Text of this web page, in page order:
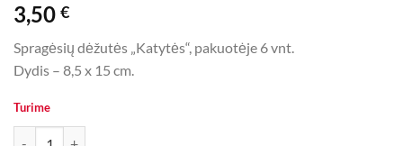
3,50 €
Spragėsių dėžutės „Katytės“, pakuotėje 6 vnt.
Dydis – 8,5 x 15 cm.
Turime